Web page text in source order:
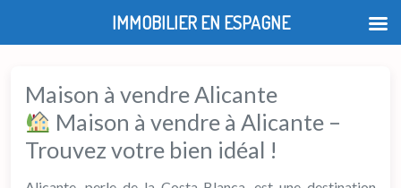
Maison à vendre Alicante
Maison à vendre à Alicante –
Trouvez votre bien idéal !
IMMOBILIER EN ESPAGNE